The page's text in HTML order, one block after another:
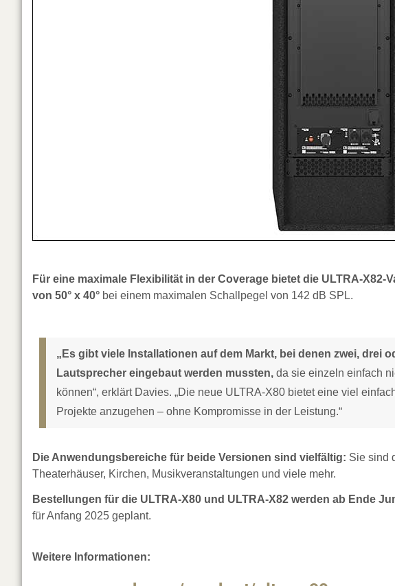
Für eine maximale Flexibilität in der Coverage bietet die ULTRA-
von 50° x 40° bei einem maximalen Schallpegel von 142 dB SPL.
„Es gibt viele Installationen auf dem Markt, bei denen zwei, drei
Lautsprecher eingebaut werden mussten, da sie einzeln einfach
können“, erklärt Davies. „Die neue ULTRA-X80 bietet eine viel
Projekte anzugehen – ohne Kompromisse in der Leistung.“
Die Anwendungsbereiche für beide Versionen sind vielfältig: Sie sind
Theaterhäuser, Kirchen, Musikveranstaltungen und viele mehr.
Bestellungen für die ULTRA-X80 und ULTRA-X82 werden ab Ende
für Anfang 2025 geplant.
Weitere Informationen: